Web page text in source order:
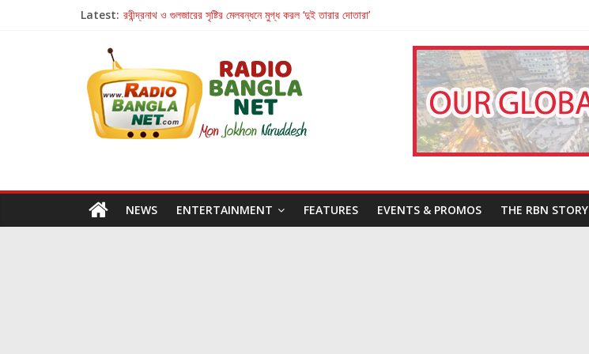
Latest: রবীন্দ্রনাথ ও গুলজারের সৃষ্টির মেলবন্ধনে মুগ্ধ করল ‘দুই তারার দোতারা’
Retribution: A Thought-Provoking Short Film That Challenges Our Understanding of Justice
হাওয়া বদলের টলিউডে ‘তুমি এলে তাই’
NEWS ENTERTAINMENT FEATURES EVENTS & PROMOS THE RBN STORY